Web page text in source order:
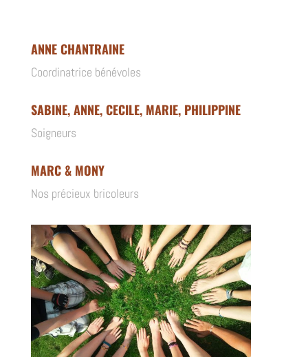
ANNE CHANTRAINE
Coordinatrice bénévoles
SABINE, ANNE, CECILE, MARIE, PHILIPPINE
Soigneurs
MARC & MONY
Nos précieux bricoleurs